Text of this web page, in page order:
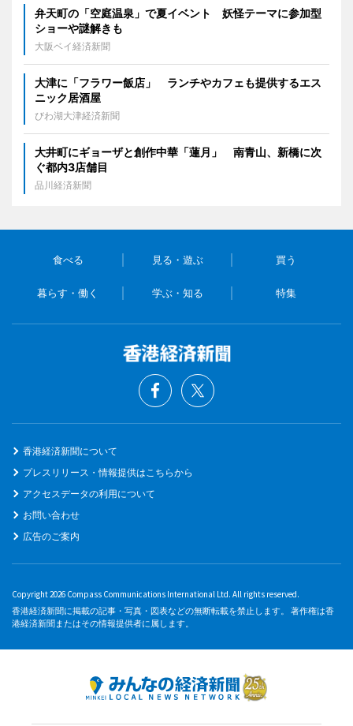
弁天町の「空庭温泉」で夏イベント 妖怪テーマに参加型
ショーや謎解きも
大阪ベイ経済新聞
大津に「フラワー飯店」 ランチやカフェも提供するエス
ニック居酒屋
びわ湖大津経済新聞
大井町にギョーザと創作中華「蓮月」 南青山、新橋に次
ぐ都内3店舗目
品川経済新聞
食べる 見る・遊ぶ 買う
暮らす・働く 学ぶ・知る 特集
香港経済新聞について
プレスリリース・情報提供はこちらから
アクセスデータの利用について
お問い合わせ
広告のご案内
Copyright 2026 Compass Communications International Ltd. All rights reserved.
香港経済新聞に掲載の記事・写真・図表などの無断転載を禁止します。 著作権は香
港経済新聞またはその情報提供者に属します。